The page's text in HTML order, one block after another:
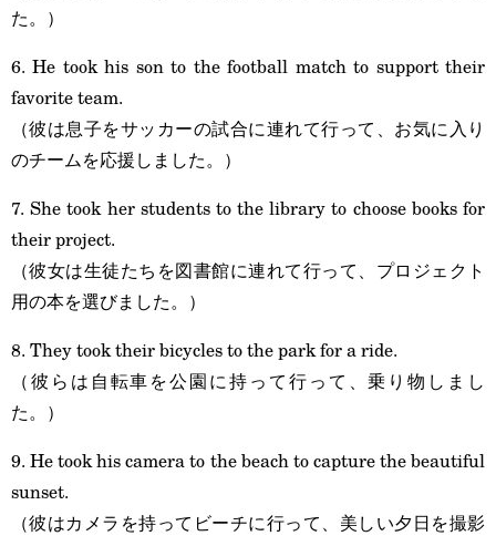
た。）
6. He took his son to the football match to support their
favorite team.
（彼は息子をサッカーの試合に連れて行って、お気に入り
のチームを応援しました。）
7. She took her students to the library to choose books for
their project.
（彼女は生徒たちを図書館に連れて行って、プロジェクト
用の本を選びました。）
8. They took their bicycles to the park for a ride.
（彼らは自転車を公園に持って行って、乗り物しまし
た。）
9. He took his camera to the beach to capture the beautiful
sunset.
（彼はカメラを持ってビーチに行って、美しい夕日を撮影